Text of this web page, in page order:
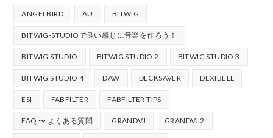
ANGELBIRD AU BITWIG
BITWIG-STUDIOで良い感じに音楽を作ろう！
BITWIG STUDIO BITWIG STUDIO 2 BITWIG STUDIO 3
BITWIG STUDIO 4 DAW DECKSAVER DEXIBELL
ESI FABFILTER FABFILTER TIPS
FAQ 〜 よくある質問 GRANDVJ GRANDVJ 2